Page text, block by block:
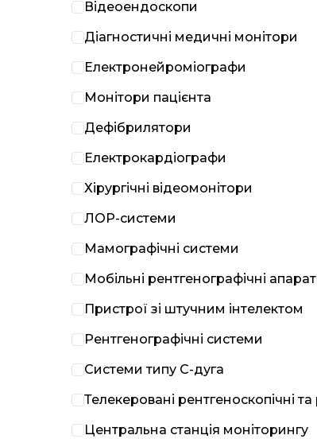
Відеоендоскопи
Діагностичні медичні монітори
Електронейроміографи
Монітори пацієнта
Дефібрилятори
Електрокардіографи
Хірургічні відеомонітори
ЛОР-системи
Мамографічні системи
Мобільні рентгенографічні
Пристрої зі штучним інтелектом
Рентгенографічні системи
Системи типу С-дуга
Телекеровані рентгеноскопічні
Центральна станція моніторингу